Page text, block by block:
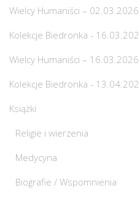
Wielcy Humaniści – 02.03.2026
Kolekcje Biedronka -
Wielcy Humaniści – 16.03.2026
Kolekcje Biedronka -
Książki
Religie i wierzenia
Medycyna
Biografie / Wspomnienia